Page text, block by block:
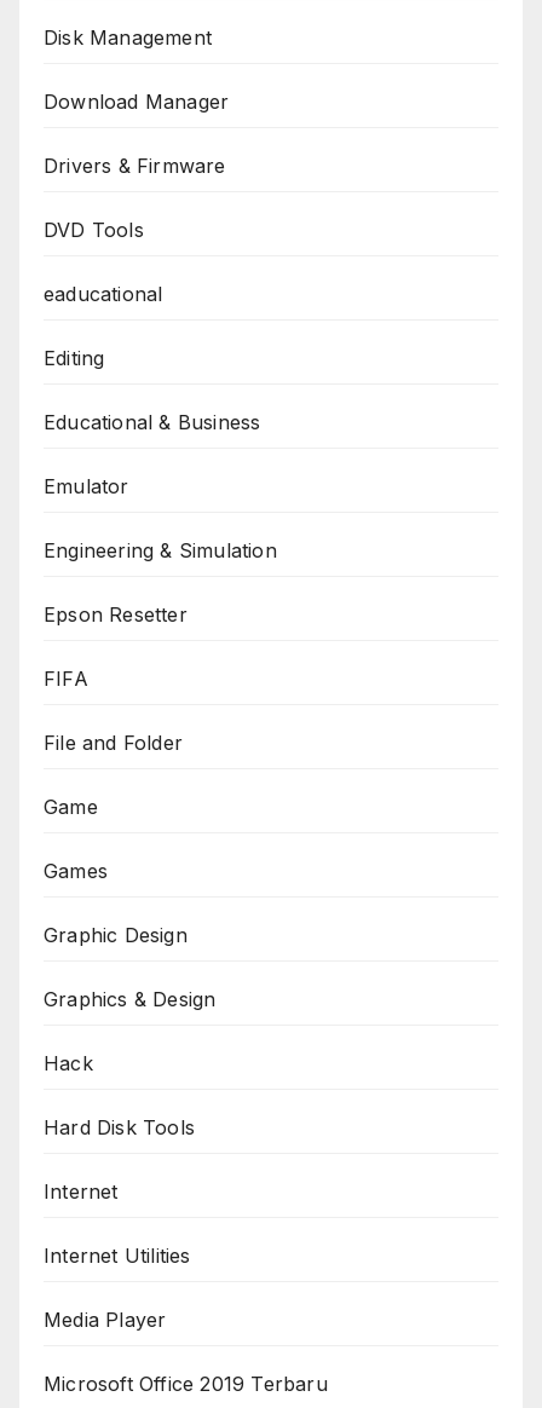
Disk Management
Download Manager
Drivers & Firmware
DVD Tools
eaducational
Editing
Educational & Business
Emulator
Engineering & Simulation
Epson Resetter
FIFA
File and Folder
Game
Games
Graphic Design
Graphics & Design
Hack
Hard Disk Tools
Internet
Internet Utilities
Media Player
Microsoft Office 2019 Terbaru